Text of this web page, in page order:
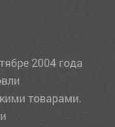
2004 года
товарами.